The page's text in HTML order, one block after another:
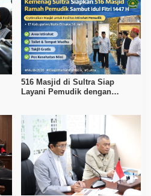
516 Masjid di Sultra Siap
Layani Pemudik dengan